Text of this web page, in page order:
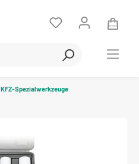
KFZ-Spezialwerkzeuge